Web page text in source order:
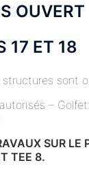
OUVERT
17 ET 18
structures sont
–
SUR LE
TEE 8.